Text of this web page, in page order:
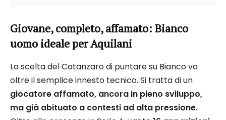
Giovane, completo, affamato: Bianco
uomo ideale per Aquilani
La scelta del Catanzaro di puntare su Bianco va
oltre il semplice innesto tecnico. Si tratta di un
giocatore affamato, ancora in pieno sviluppo,
ma già abituato a contesti ad alta pressione.